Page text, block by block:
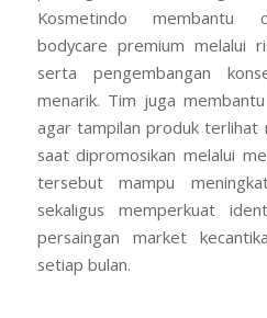
Kosmetindo membantu
bodycare premium melalui
serta pengembangan
menarik. Tim juga
agar tampilan produk
saat dipromosikan melalui
tersebut mampu
sekaligus memperkuat
persaingan market
setiap bulan.